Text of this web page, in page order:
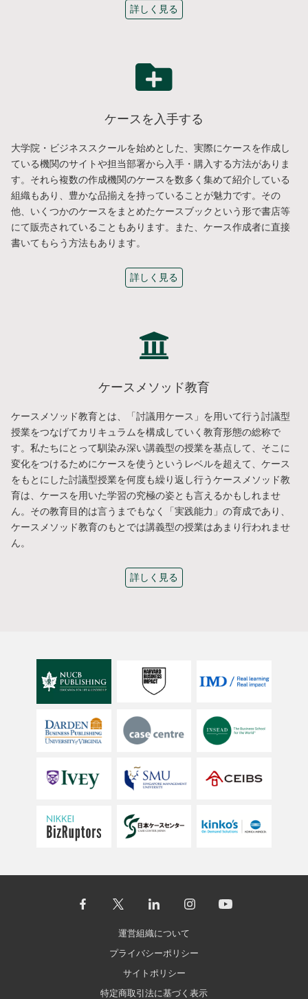
詳しく見る
ケースを入手する
大学院・ビジネススクールを始めとした、実際にケースを作成し
ている機関のサイトや担当部署から入手・購入する方法がありま
す。それら複数の作成機関のケースを数多く集めて紹介している
組織もあり、豊かな品揃えを持っていることが魅力です。その
他、いくつかのケースをまとめたケースブックという形で書店等
にて販売されていることもあります。また、ケース作成者に直接
書いてもらう方法もあります。
詳しく見る
ケースメソッド教育
ケースメソッド教育とは、「討議用ケース」を用いて行う討議型
授業をつなげてカリキュラムを構成していく教育形態の総称で
す。私たちにとって馴染み深い講義型の授業を基点して、そこに
変化をつけるためにケースを使うというレベルを超えて、ケース
をもとにした討議型授業を何度も繰り返し行うケースメソッド教
育は、ケースを用いた学習の究極の姿とも言えるかもしれませ
ん。その教育目的は言うまでもなく「実践能力」の育成であり、
ケースメソッド教育のもとでは講義型の授業はあまり行われませ
ん。
詳しく見る
運営組織について
プライバシーポリシー
サイトポリシー
特定商取引法に基づく表示